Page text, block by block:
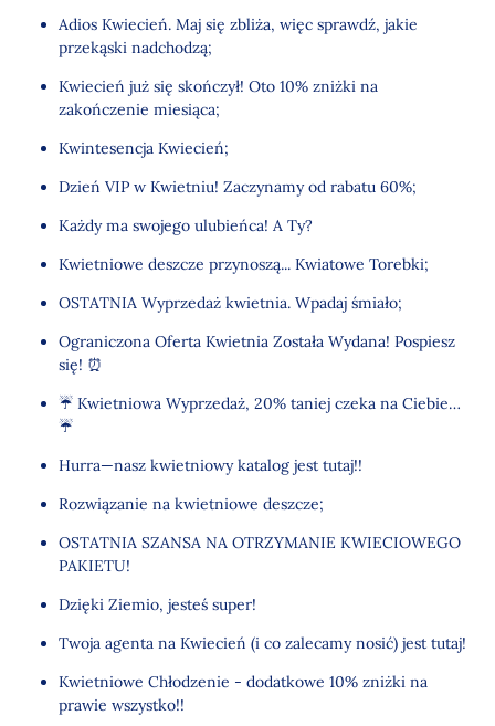
Adios Kwiecień. Maj się zbliża, więc sprawdź, jakie
przekąski nadchodzą;
Kwiecień już się skończył! Oto 10% zniżki na
zakończenie miesiąca;
Kwintesencja Kwiecień;
Dzień VIP w Kwietniu! Zaczynamy od rabatu 60%;
Każdy ma swojego ulubieńca! A Ty?
Kwietniowe deszcze przynoszą... Kwiatowe Torebki;
OSTATNIA Wyprzedaż kwietnia. Wpadaj śmiało;
Ograniczona Oferta Kwietnia Została Wydana! Pospiesz
się! ⏰
☔ Kwietniowa Wyprzedaż, 20% taniej czeka na Ciebie…
☔️
Hurra—nasz kwietniowy katalog jest tutaj!!
Rozwiązanie na kwietniowe deszcze;
OSTATNIA SZANSA NA OTRZYMANIE KWIECIOWEGO
PAKIETU!
Dzięki Ziemio, jesteś super!
Twoja agenta na Kwiecień (i co zalecamy nosić) jest tutaj!
Kwietniowe Chłodzenie - dodatkowe 10% zniżki na
prawie wszystko!!